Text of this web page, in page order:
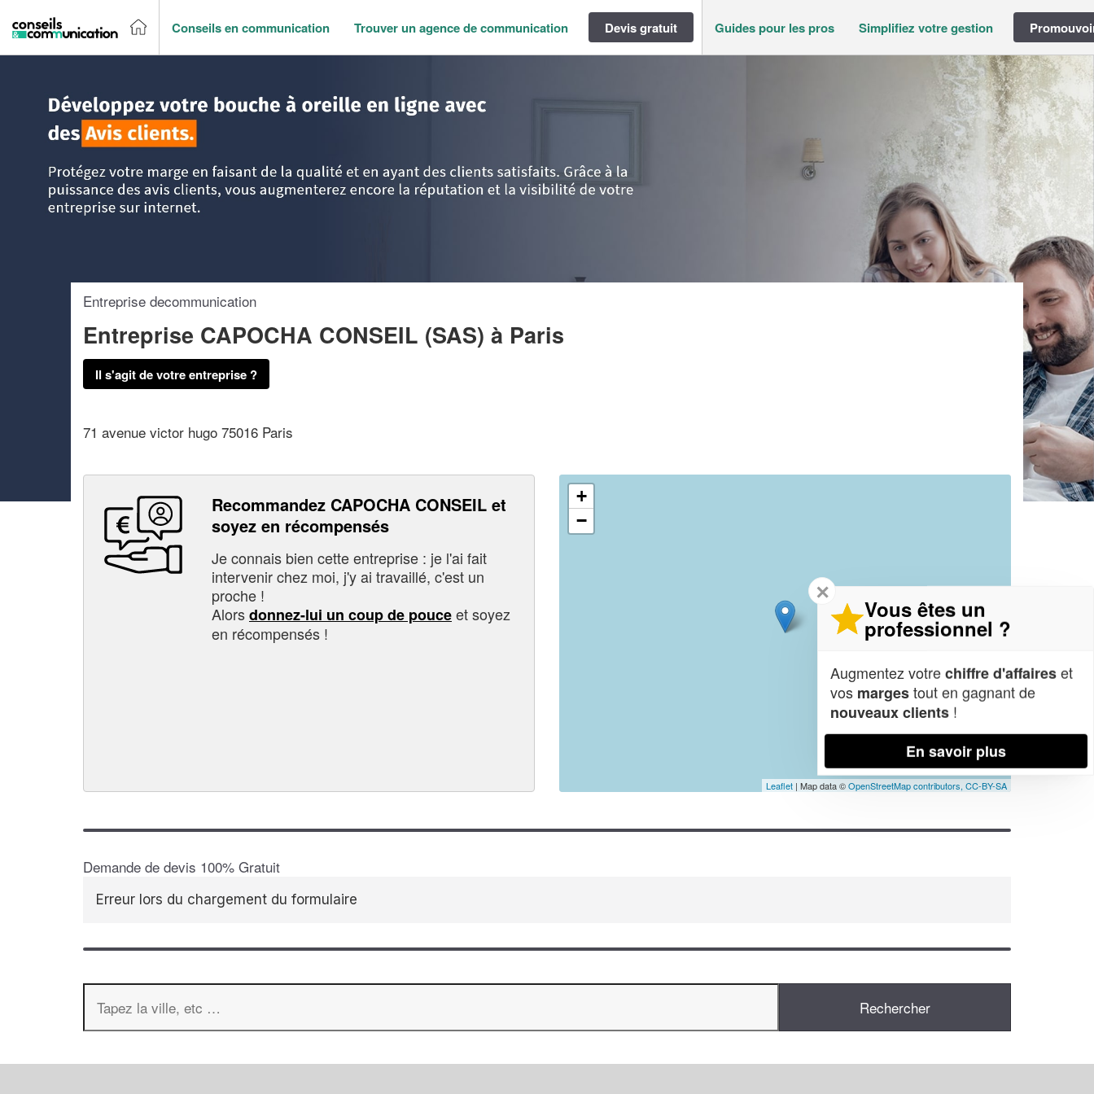
Conseils en communication Trouver un agence de communication Devis gratuit Guides pour les pros Simplifiez votre gestion
Entreprise decommunication
Entreprise CAPOCHA CONSEIL (SAS) à Paris
Il s'agit de votre entreprise ?
71 avenue victor hugo 75016 Paris
Recommandez CAPOCHA CONSEIL et
soyez en récompensés
Je connais bien cette entreprise : je l'ai fait
intervenir chez moi, j'y ai travaillé, c'est un
proche !
Alorsdonnez-lui un coup de pouceet soyez
en récompensés !
+
−
Leaflet | Map data ©OpenStreetMap contributors, CC-BY-SA
Demande de devis 100% Gratuit
Erreur lors du chargement du formulaire
✕
Vous êtes un
professionnel ?
Augmentez votrechiffre d'affaireset
vos margestout en gagnant de
nouveaux clients !
En savoir plus